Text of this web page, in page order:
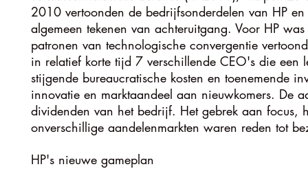
2010 vertoonden de bedrijfsonderdelen van HP
algemeen tekenen van achteruitgang. Voor HP
patronen van technologische convergentie
in relatief korte tijd 7 verschillende CEO's die een
stijgende bureaucratische kosten en toenemende
innovatie en marktaandeel aan nieuwkomers. De
dividenden van het bedrijf. Het gebrek aan focus,
onverschillige aandelenmarkten waren reden tot
HP's nieuwe gameplan